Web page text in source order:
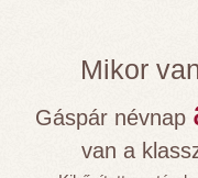
Mikor
Gáspár névnap
van a